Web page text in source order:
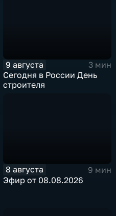
9 августа
3 мин
Сегодня в России День
строителя
8 августа
9 мин
Эфир от 08.08.2026